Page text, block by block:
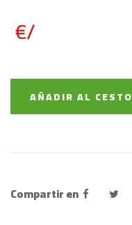
€/
AÑADIR AL CESTO
Compartir en